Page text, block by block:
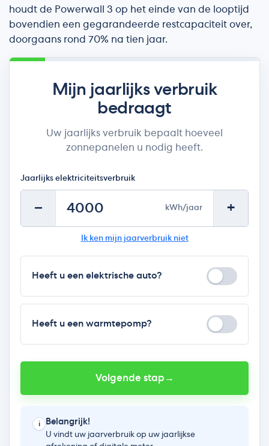
houdt de Powerwall 3 op het einde van de looptijd
bovendien een gegarandeerde restcapaciteit over,
doorgaans rond 70% na tien jaar.